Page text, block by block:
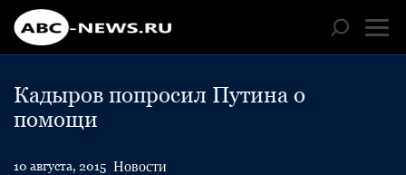
Кадыров попросил Путина о
помощи
10 августа, 2015 Новости